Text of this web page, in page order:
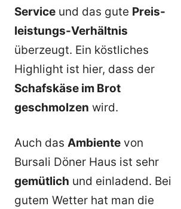
Service und das gute Preis-
leistungs-Verhältnis
überzeugt. Ein köstliches
Highlight ist hier, dass der
Schafskäse im Brot
geschmolzen wird.
Auch das Ambiente von
Bursali Döner Haus ist sehr
gemütlich und einladend. Bei
gutem Wetter hat man die